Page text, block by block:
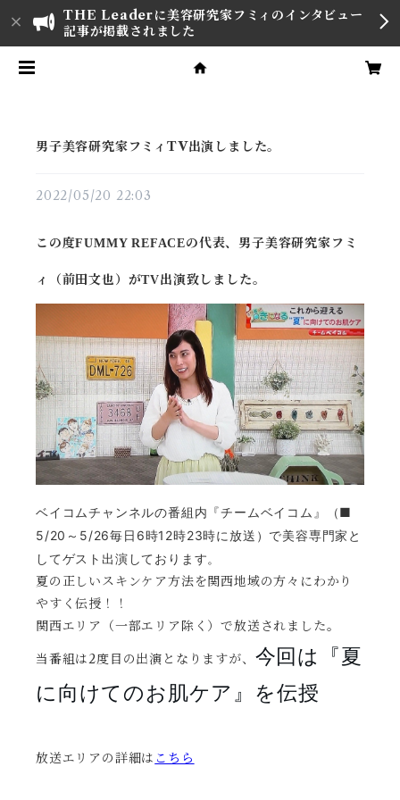
THE Leaderに美容研究家フミィのインタビュー
記事が掲載されました
男子美容研究家フミィTV出演しました。
2022/05/20 22:03
この度FUMMY REFACEの代表、男子美容研究家フミ
ィ（前田文也）がTV出演致しました。
ベイコムチャンネルの番組 内『チームベイコム』（■
5/20～5/26毎日6時12時23時に放送 ）で美容専門家と
してゲスト出演しております。
夏の正しいスキンケア方法を関西地域の方々にわかり
やすく伝授！！
関西エリア（一部エリア除く）で放送されました。
当番組は2度目の出演となりますが、 今回は『夏
に向けてのお肌ケア』を伝授
放送エリアの詳細は こちら